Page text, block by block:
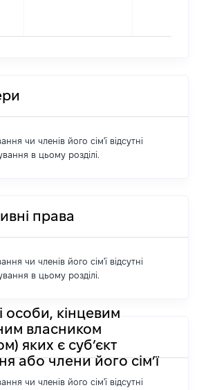
чи членів його сім'ї відсутні
в цьому розділі.
права
чи членів його сім'ї відсутні
в цьому розділі.
кінцевим
власником
яких є суб’єкт
або члени його сім’ї
чи членів його сім'ї відсутні